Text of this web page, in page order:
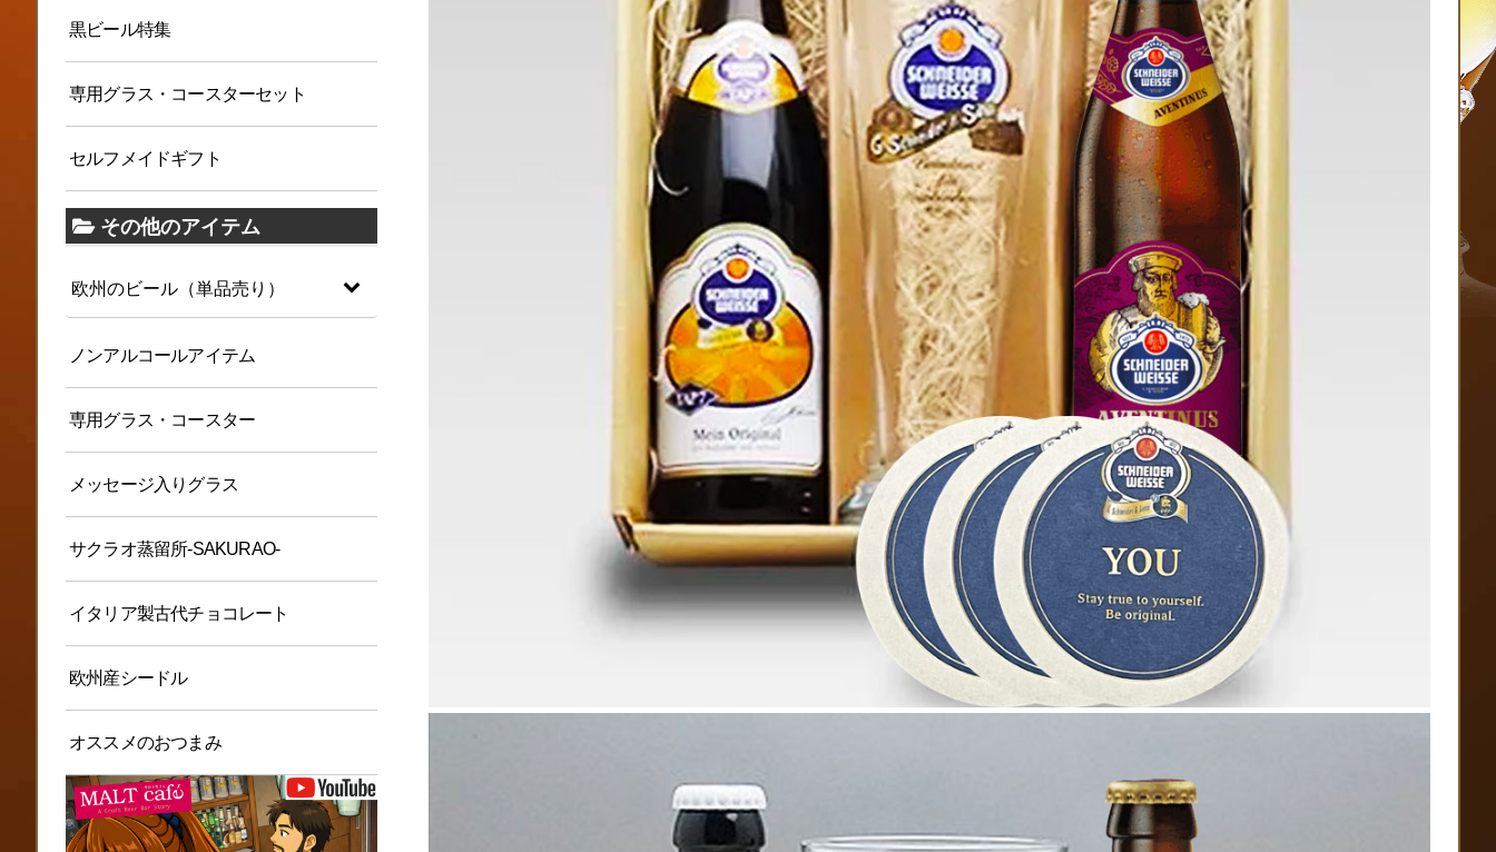
黒ビール特集
専用グラス・コースターセット
セルフメイドギフト
その他のアイテム
欧州のビール（単品売り）
ノンアルコールアイテム
専用グラス・コースター
メッセージ入りグラス
サクラオ蒸留所-SAKURAO-
イタリア製古代チョコレート
欧州産シードル
オススメのおつまみ